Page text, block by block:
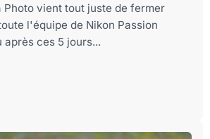
Photo vient tout juste de fermer
l'équipe de Nikon Passion
après ces 5 jours...